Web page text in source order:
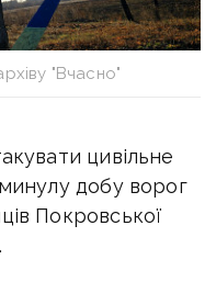
"Вчасно"
цивільне
добу ворог
Покровської